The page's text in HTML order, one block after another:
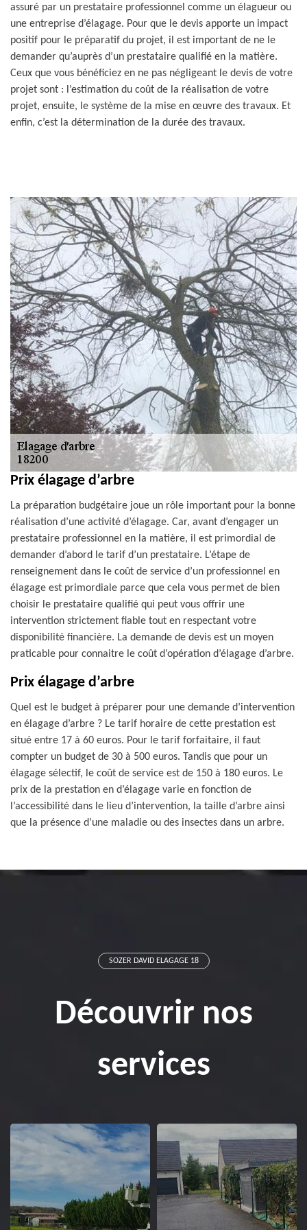
assuré par un prestataire professionnel comme un élagueur ou
une entreprise d’élagage. Pour que le devis apporte un impact
positif pour le préparatif du projet, il est important de ne le
demander qu’auprès d’un prestataire qualifié en la matière.
Ceux que vous bénéficiez en ne pas négligeant le devis de votre
projet sont : l’estimation du coût de la réalisation de votre
projet, ensuite, le système de la mise en œuvre des travaux. Et
enfin, c’est la détermination de la durée des travaux.
Prix élagage d’arbre
La préparation budgétaire joue un rôle important pour la bonne
réalisation d’une activité d’élagage. Car, avant d’engager un
prestataire professionnel en la matière, il est primordial de
demander d’abord le tarif d’un prestataire. L’étape de
renseignement dans le coût de service d’un professionnel en
élagage est primordiale parce que cela vous permet de bien
choisir le prestataire qualifié qui peut vous offrir une
intervention strictement fiable tout en respectant votre
disponibilité financière. La demande de devis est un moyen
praticable pour connaitre le coût d’opération d’élagage d’arbre.
Prix élagage d’arbre
Quel est le budget à préparer pour une demande d’intervention
en élagage d’arbre ? Le tarif horaire de cette prestation est
situé entre 17 à 60 euros. Pour le tarif forfaitaire, il faut
compter un budget de 30 à 500 euros. Tandis que pour un
élagage sélectif, le coût de service est de 150 à 180 euros. Le
prix de la prestation en d’élagage varie en fonction de
l’accessibilité dans le lieu d’intervention, la taille d’arbre ainsi
que la présence d’une maladie ou des insectes dans un arbre.
SOZER DAVID ELAGAGE 18
Découvrir nos
services